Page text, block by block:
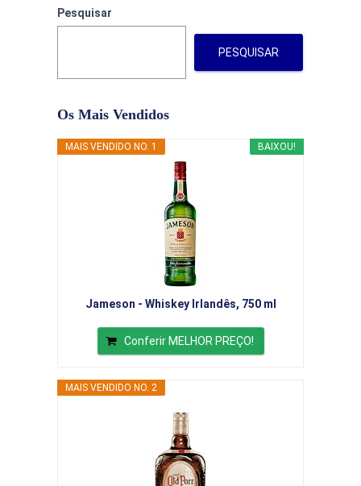
Pesquisar
PESQUISAR
Os Mais Vendidos
BAIXOU!
MAIS VENDIDO NO. 1
Jameson - Whiskey Irlandês, 750 ml
Conferir MELHOR PREÇO!
MAIS VENDIDO NO. 2